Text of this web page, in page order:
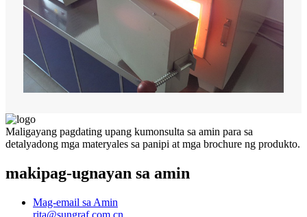
Maligayang pagdating upang kumonsulta sa amin para sa
detalyadong mga materyales sa panipi at mga brochure ng produkto.
makipag-ugnayan sa amin
Mag-email sa Amin
rita@sungraf.com.cn